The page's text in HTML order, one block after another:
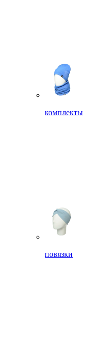
комплекты
повязки